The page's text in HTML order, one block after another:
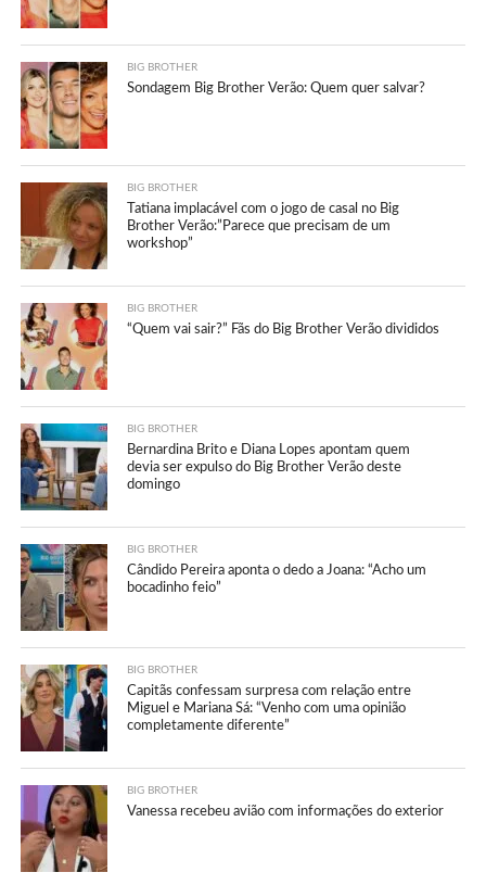
BIG BROTHER
Sondagem Big Brother Verão: Quem quer salvar?
BIG BROTHER
Tatiana implacável com o jogo de casal no Big
Brother Verão:”Parece que precisam de um
workshop”
BIG BROTHER
“Quem vai sair?” Fãs do Big Brother Verão divididos
BIG BROTHER
Bernardina Brito e Diana Lopes apontam quem
devia ser expulso do Big Brother Verão deste
domingo
BIG BROTHER
Cândido Pereira aponta o dedo a Joana: “Acho um
bocadinho feio”
BIG BROTHER
Capitãs confessam surpresa com relação entre
Miguel e Mariana Sá: “Venho com uma opinião
completamente diferente”
BIG BROTHER
Vanessa recebeu avião com informações do exterior